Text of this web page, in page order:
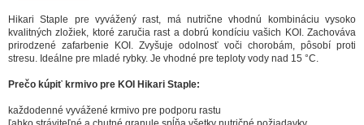
Hikari Staple pre vyvážený rast, má nutrične vhodnú kombináciu vysoko
kvalitných zložiek, ktoré zaručia rast a dobrú kondíciu vašich KOI. Zachováva
prirodzené zafarbenie KOI. Zvyšuje odolnosť voči chorobám, pôsobí proti
stresu. Ideálne pre mladé rybky. Je vhodné pre teploty vody nad 15 °C.
Prečo kúpiť krmivo pre KOI Hikari Staple:
každodenné vyvážené krmivo pre podporu rastu